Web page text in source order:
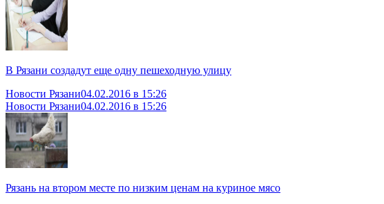
В Рязани создадут еще одну пешеходную улицу
Новости Рязани04.02.2016 в 15:26
Новости Рязани04.02.2016 в 15:26
Рязань на втором месте по низким ценам на куриное мясо